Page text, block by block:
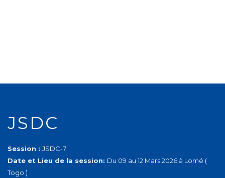
JSDC
Session : JSDC-7
Date et Lieu de la session: Du 09 au 12 Mars 2026 à Lomé (
Togo )